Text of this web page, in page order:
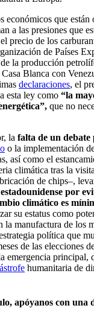
económicos que están
a las presiones que
precio de los
de Países
la producción
Blanca con
declaraciones, el
esta ley como “la
que no
la falta de un debate
o la implementación
así como el
climática tras la
de chips–,
por
climático es
su estatus como
manufactura de los
política que
de las elecciones
emergencia principal,
humanitaria de
apóyanos con una